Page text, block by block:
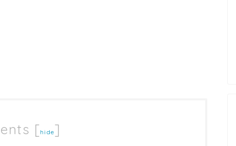
[ hide]